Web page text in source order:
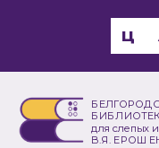
для слепых
В.Я.
Ц